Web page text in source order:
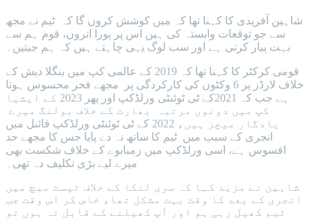
شاہین آفریدی کا کہنا تھا کہ میں کوشش کروں گا کہ ٹیم نے مجھ
سے جو توقعات وابستہ کی ہیں اس پر پورا اتروں، قوم ہم سے
بہت پیار کرتی ہے اور سب لوگ یہی چاہتے ہیں کہ ہم جیتیں۔
قومی کرکٹر کا کہنا تھا کہ 2019 کے عالمی کپ میں بنگلا دیش کے
خلاف لارڈز پر 6 وکٹوں کی کارکردگی پر مجھے فخر محسوس ہوتا
ہے جب کہ 2021کے ٹی ٹوئنٹی ورلڈکپ اور پھر 2023 کے ایشیا
کپ میں دونوں مرتبہ بھارت کے خلاف بولنگ میرے
یادگار میچز ہیں، 2022 کے ٹی ٹوئنٹی ورلڈکپ فائنل میں
انجری کے سبب میں ٹیم کا ساتھ نہ دے پایا جس کا مجھے حد
افسوس ہے، اسی ورلڈکپ میں زمبابوے کے خلاف شکست بھی
میرے لیے بڑی تکلیف دہ تھی۔
شاہین نے مزید کہا کہ سری لنکا کے خلاف ٹیسٹ میچ میں
انجری کے بعد کا وقت بہت مشکل تھا، خاص کر اس وقت جب
ٹیم کھیل رہی ہو اور آپ کھیلنے کے قابل نہ ہوں تو